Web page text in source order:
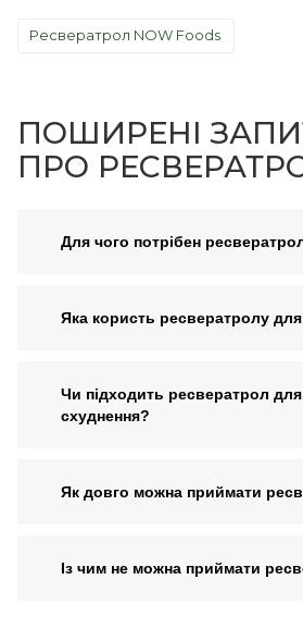
Ресвератрол NOW Foods
ПОШИРЕНІ
ПРО
Для чого потрібен
Яка користь ресвератролу для
Чи підходить ресвератрол для
схуднення?
Як довго можна приймати
Із чим не можна приймати